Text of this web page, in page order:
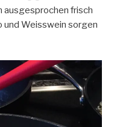
ausgesprochen frisch
und Weisswein sorgen